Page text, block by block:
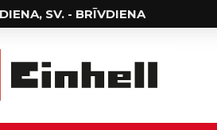
SV. - BRĪVDIENA